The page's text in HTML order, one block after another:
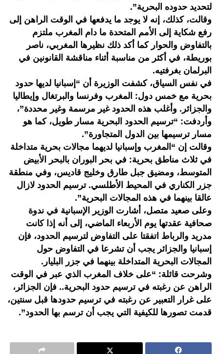
لتحديد حدوده البحرية”.
وقالت، كذلك، إنه لا يوجد ما يدفعها في الوقت الراهن إلى
رفع شكاية إلى الأمم المتحدة ما دام المغرب ملتزم
بالتفاوض والحوار كما أكد ذلك نظيرها المغربي، ناصر
بوريطة، في أكثر من مناسبة أثناء مناقشة القانونين في
البرلمان بغرفتيه.
في نفس السياق، كشفت الوزيرة أن “إسبانيا لديها حدود
بحرية مع خمس دول: المغرب وفرنسا والبرتغال وإيطاليا
والجزائر. وأغلب هذه الحدود غير مرسمة وغير محددة”،
وأردفت: “ترسيم الحدود البحرية مسار طويل، كما هو
مسار ترسيمها بين الدول المتجاورة”.
وقالت إن “المغرب وإسبانيا لديهما مجالات بحرية متداخلة
في ثلاث مناطق بحرية: في بحر البوران بالبحر الأبيض
المتوسط، ومضيق جبل طارق وخليج قاديس، وفي منطقة
جزر الكناري في المحيط الأطلسي. ترسيم الحدود لازال
عالقا بينهما في هذه المجالات البحرية”.
وعلى صعيد متصل، أشارت الوزير الإسبانية في ندوة
صحافية عقدتها يوم الأربعاء الماضي، إلى أنه إذا كانت
مدريد والرباط اتفقتا على التفاوض لترسيم الحدود، فإن
إسبانيا والجزائر يجب أن تشرعا في التفاوض حول
المجالات البحرية المتداخلة بينهما في جزر البليار.
وشرحت قائلة: “على خلاف المغرب الذي عبر في الوقت
الراهن عن رغبته في ترسيم حدود البحرية.. فإن الجزائر،
على غرار التعبير عن رغبته في ترسيم حدودها قبل سنتين،
قدمت تصورها للكيفية التي يجب أن ترسم بها الحدود”.